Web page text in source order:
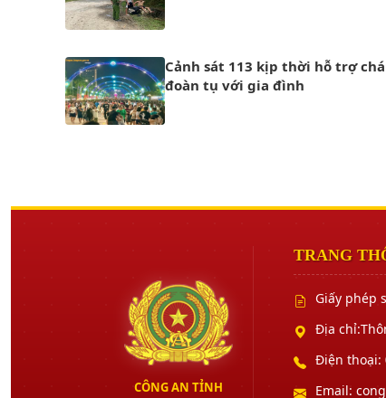
Cảnh sát 113 kịp thời hỗ trợ
đoàn tụ với gia đình
CÔNG AN TỈNH
TRANG
Giấy phép
Địa
Điện thoại:
Email: